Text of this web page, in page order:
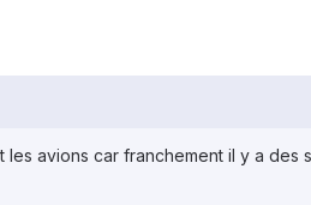
les avions car franchement il y a